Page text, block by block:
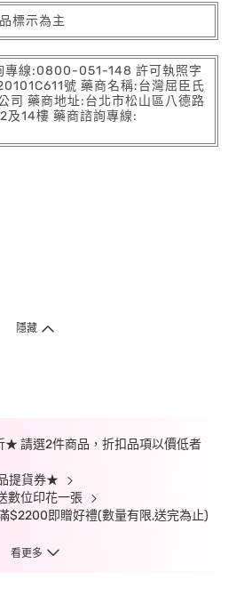
標示為主
專線:0800-051-148 許可執照字
號 藥商名稱:台灣屈臣氏
司 藥商地址:台北市松山區八德路
及14樓 藥商諮詢專線:
隱藏
請選2件商品，折扣品項以價低者
提貨券★
數位印花一張
$2200即贈好禮(數量有限,送完為止)
看更多